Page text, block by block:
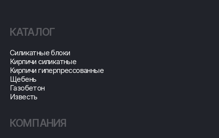
КАТАЛОГ
Cиликатные блоки
Кирпичи силикатные
Кирпичи гиперпрессованные
Щебень
Газобетон
Известь
КОМПАНИЯ